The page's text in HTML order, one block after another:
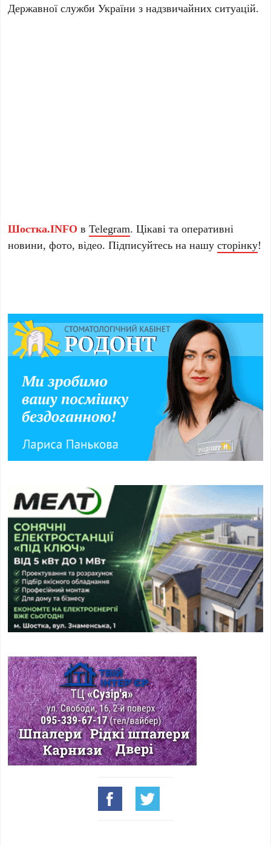
Державної служби України з надзвичайних ситуацій.
Шостка.INFO вTelegram. Цікаві та оперативні
новини, фото, відео. Підписуйтесь на нашусторінку!